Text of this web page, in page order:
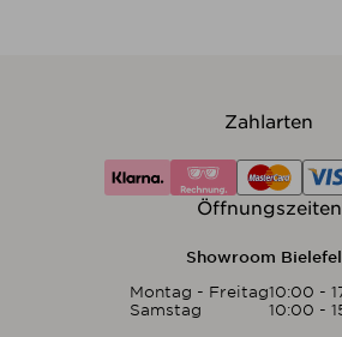
Zahlarten
Öffnungszeiten
Showroom
Montag - Freitag10:00 -
Samstag
10:00 -